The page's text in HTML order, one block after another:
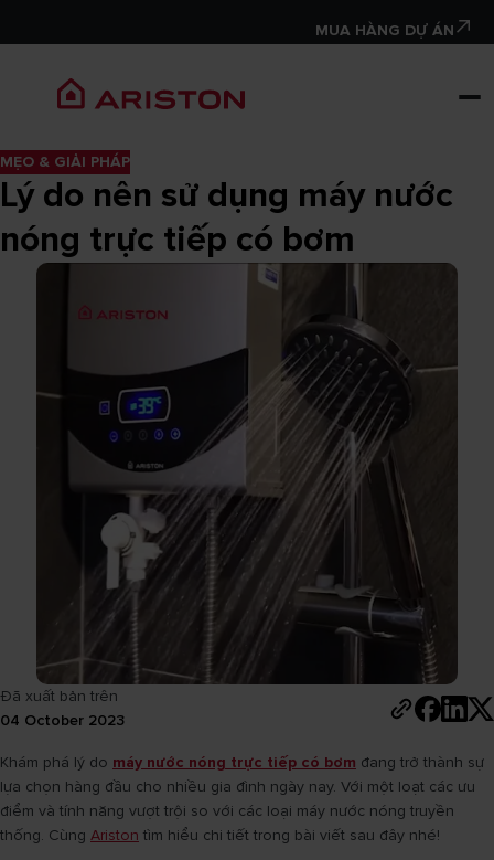
MUA HÀNG DỰ ÁN
MẸO & GIẢI PHÁP
Lý do nên sử dụng máy nước
nóng trực tiếp có bơm
Đã xuất bản trên
04 October 2023
Khám phá lý do máy nước nóng trực tiếp có bơm đang trở thành sự
lựa chọn hàng đầu cho nhiều gia đình ngày nay. Với một loạt các ưu
điểm và tính năng vượt trội so với các loại máy nước nóng truyền
thống. Cùng Ariston tìm hiểu chi tiết trong bài viết sau đây nhé!